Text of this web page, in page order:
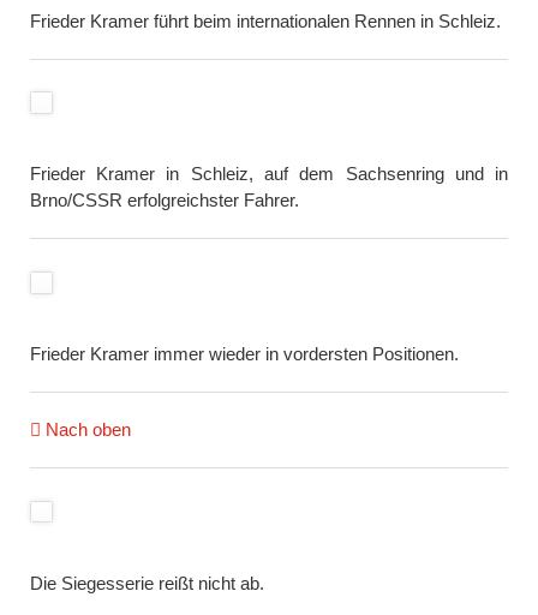
Frieder Kramer führt beim internationalen Rennen in Schleiz.
Frieder Kramer in Schleiz, auf dem Sachsenring und in
Brno/CSSR erfolgreichster Fahrer.
Frieder Kramer immer wieder in vordersten Positionen.
Nach oben
Die Siegesserie reißt nicht ab.